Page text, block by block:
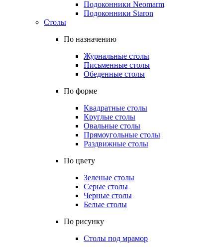
Подоконники Neomarm
Подоконники Staron
Столы
По назначению
Журнальные столы
Письменные столы
Обеденные столы
По форме
Квадратные столы
Круглые столы
Овальные столы
Прямоугольные столы
Раздвижные столы
По цвету
Зеленые столы
Серые столы
Черные столы
Белые столы
По рисунку
Столы под мрамор